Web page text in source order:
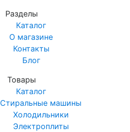
Разделы
Каталог
О магазине
Контакты
Блог
Товары
Каталог
Стиральные машины
Холодильники
Электроплиты